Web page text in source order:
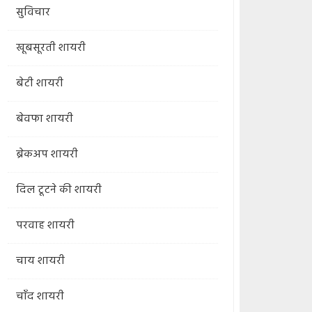
सुविचार
खूबसूरती शायरी
बेटी शायरी
बेवफा शायरी
ब्रेकअप शायरी
दिल टूटने की शायरी
परवाह शायरी
चाय शायरी
चाँद शायरी